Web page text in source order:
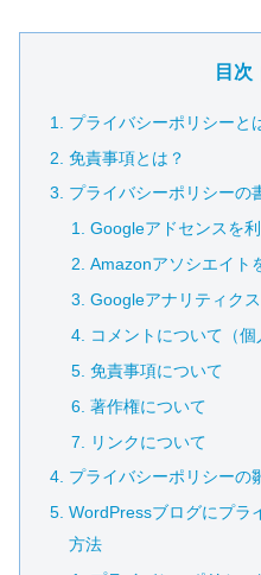
目次
プライバシーポリシーと
免責事項とは？
プライバシーポリシーの
Googleアドセンスを
Amazonアソシエイト
Googleアナリティク
コメントについて（個
免責事項について
著作権について
リンクについて
プライバシーポリシーの
WordPressブログにプラ
方法